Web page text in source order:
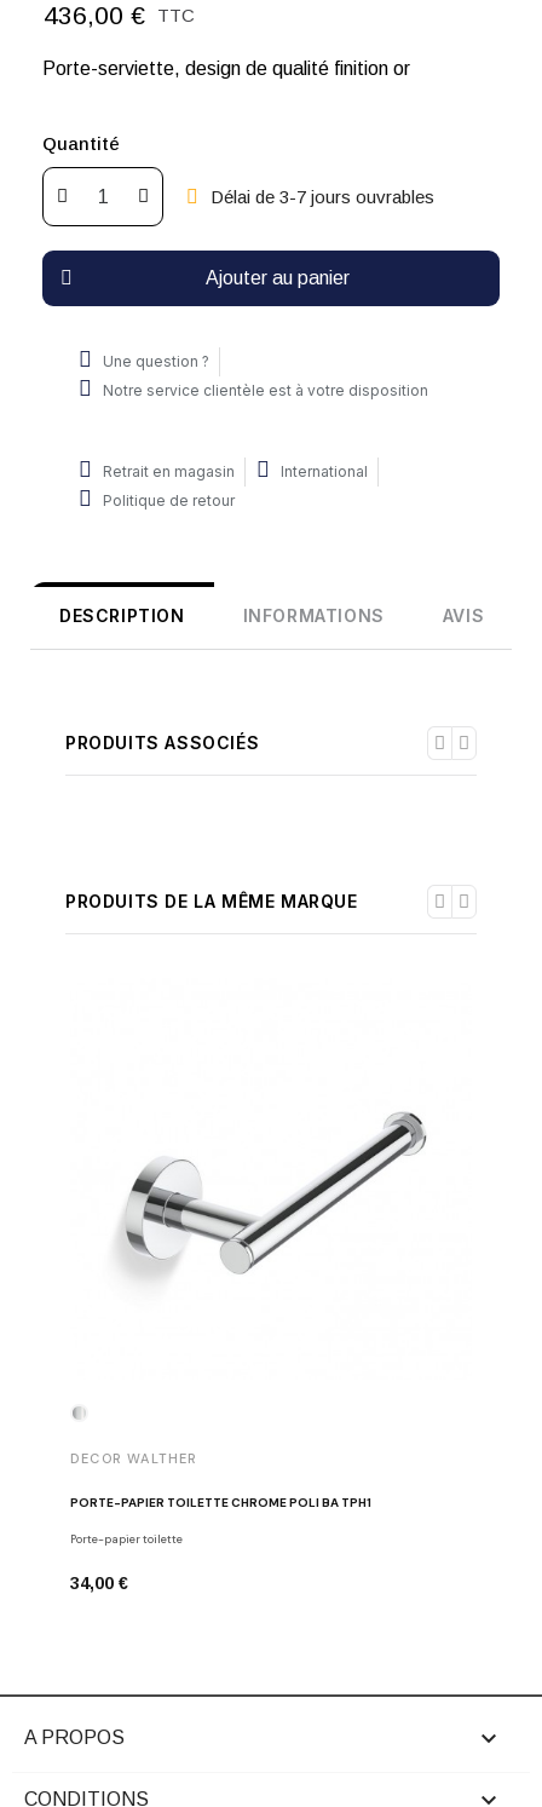
436,00 € TTC
Porte-serviette, design de qualité finition or
Quantité
Délai de 3-7 jours ouvrables
Ajouter au panier
Une question ?
Notre service clientèle est à votre disposition
Retrait en magasin
International
Politique de retour
DESCRIPTION INFORMATIONS AVIS
PRODUITS ASSOCIÉS
PRODUITS DE LA MÊME MARQUE
DECOR WALTHER
PORTE-PAPIER TOILETTE CHROME POLI BA TPH1
Porte-papier toilette
34,00 €
A PROPOS 
CONDITIONS 